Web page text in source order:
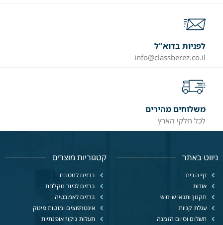
לפניות בדוא"ל
info@classberez.co.il
משלוחים מהירים
לכל חלקי הארץ
ניווט באתר
דף הבית
אודות
תקנון ותנאי שימוש
עגלת קניות
תשלום וסיום הזמנה
קטגוריות מוצרים
ברזים למטבח
ברזים לכיור מקלחת
ברזים לאמבטיה
אינטרפוצים ומוטות פינוק
תעלות ניקוז אופנתיות